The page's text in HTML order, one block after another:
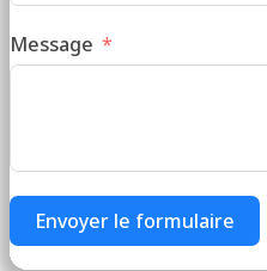
Message
Envoyer le formulaire